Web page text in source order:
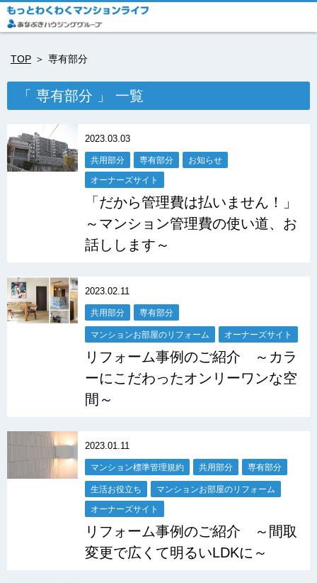
TOP 専有部分
「 専有部分 」 一覧
2023.03.03
共用部分 専有部分 お知らせ
オーナーズサイト
「だから管理費は払いません！」
～マンション管理費の使い道、お
話しします～
2023.02.11
共用部分 専有部分
マンションお部屋のリフォーム オーナーズサイト
リフォーム事例のご紹介 ～カラ
ーにこだわったオンリーワンな空
間～
2023.01.11
マンション標準管理規約 共用部分 専有部分
生活お役立ち マンションお部屋のリフォーム
オーナーズサイト
リフォーム事例のご紹介 ～間取
変更で広くて明るいLDKに～